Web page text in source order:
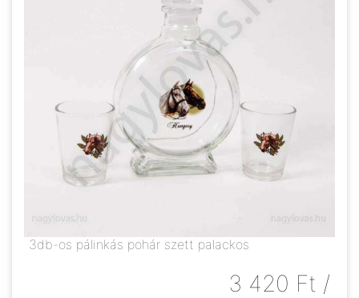
3db-os pálinkás pohár szett palackos
3 420 Ft /